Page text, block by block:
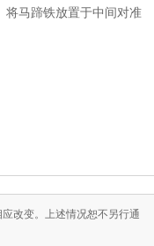
将马蹄铁放置于中间对准
改变。上述情况恕不另行通